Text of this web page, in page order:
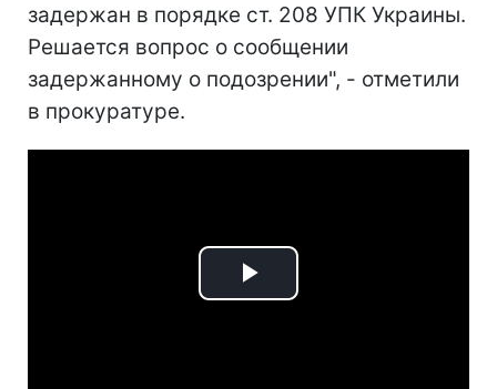
задержан в порядке ст. 208 УПК Украины.
Решается вопрос о сообщении
задержанному о подозрении", - отметили
в прокуратуре.
Play